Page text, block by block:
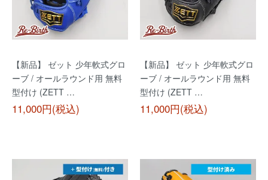
【新品】 ゼット 少年軟式グロ
ーブ / オールラウンド用 無料
型付け (ZETT …
11,000円(税込)
【新品】 ゼット 少年軟式グロ
ーブ / オールラウンド用 無料
型付け (ZETT …
11,000円(税込)